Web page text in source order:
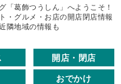
「葛飾つうしん」へようこそ！
・グルメ・お店の開店閉店情報
隣地域の情報も
開店・閉店
おでかけ